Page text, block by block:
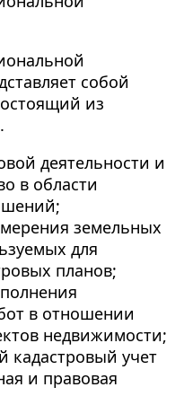
собой
из
деятельности и
в области
земельных
для
планов;
в отношении
недвижимости;
кадастровый учет
и правовая